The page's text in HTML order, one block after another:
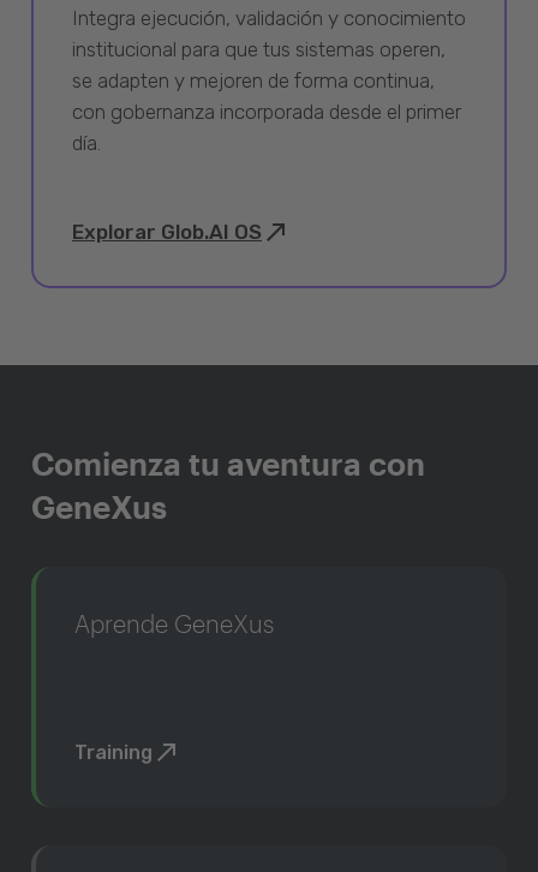
Integra ejecución, validación y conocimiento
institucional para que tus sistemas operen,
se adapten y mejoren de forma continua,
con gobernanza incorporada desde el primer
día.
Explorar Glob.AI OS
Comienza tu aventura con
GeneXus
Aprende GeneXus
Training